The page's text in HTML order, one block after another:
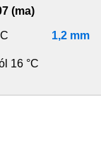
(ma)
1,2 mm
16 °C